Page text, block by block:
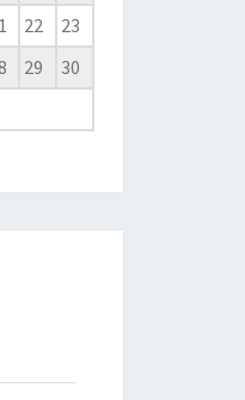
22
23
29
30